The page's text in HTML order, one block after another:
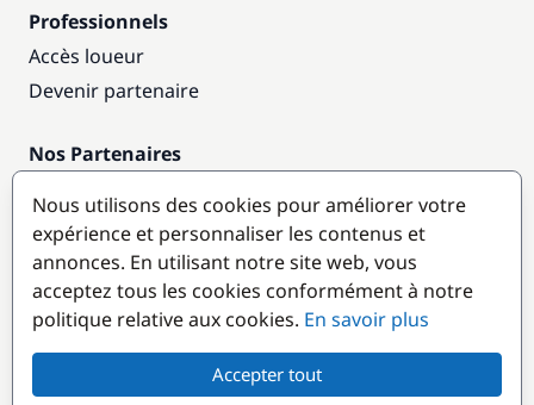
Professionnels
Accès loueur
Devenir partenaire
Nos Partenaires
Destinations populaires
Nous utilisons des cookies pour améliorer votre
expérience et personnaliser les contenus et
annonces. En utilisant notre site web, vous
acceptez tous les cookies conformément à notre
politique relative aux cookies. En savoir plus
Accepter tout